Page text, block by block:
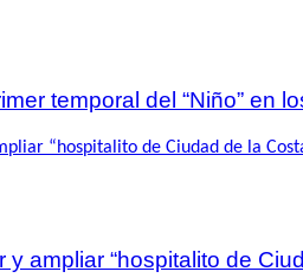
temporal del “Niño” en
ampliar “hospitalito de